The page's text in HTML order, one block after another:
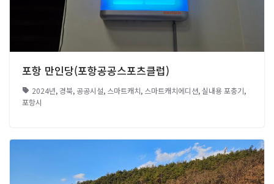
포항 만인당(포항공공스포츠클럽)
2024년, 경북, 공공시설, 스마트캐치, 스마트캐치에디션,실내용 포충기,
포항시